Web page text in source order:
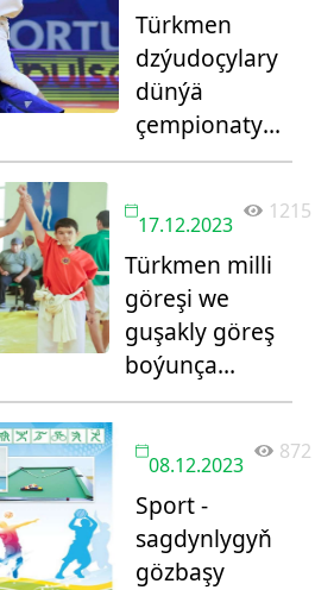
Türkmen
dzýudoçylary
dünýä
çempionatyna
gatnaşar
17.12.2023
1215
Türkmen milli
göreşi we
guşakly göreş
boýunça
ýaşlaryň
bäsleşik
geçirildi
08.12.2023
872
Sport -
sagdynlygyň
gözbaşy